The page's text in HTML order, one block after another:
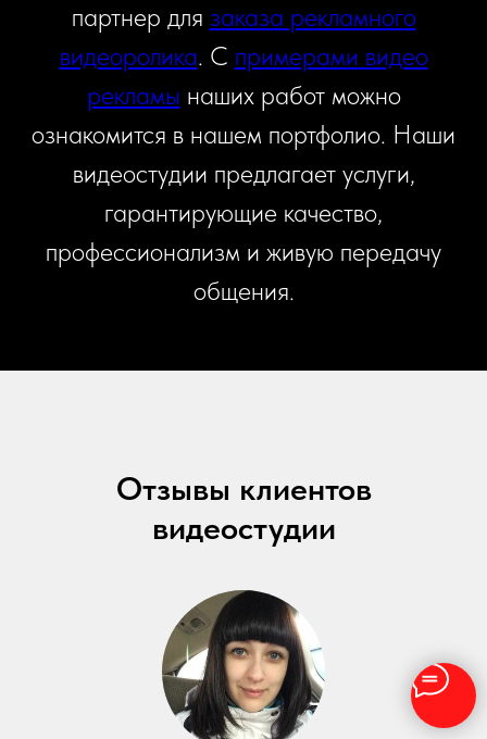
партнер для заказа рекламного
видеоролика. С примерами видео
рекламы наших работ можно
ознакомится в нашем портфолио. Наши
видеостудии предлагает услуги,
гарантирующие качество,
профессионализм и живую передачу
общения.
Отзывы клиентов
видеостудии